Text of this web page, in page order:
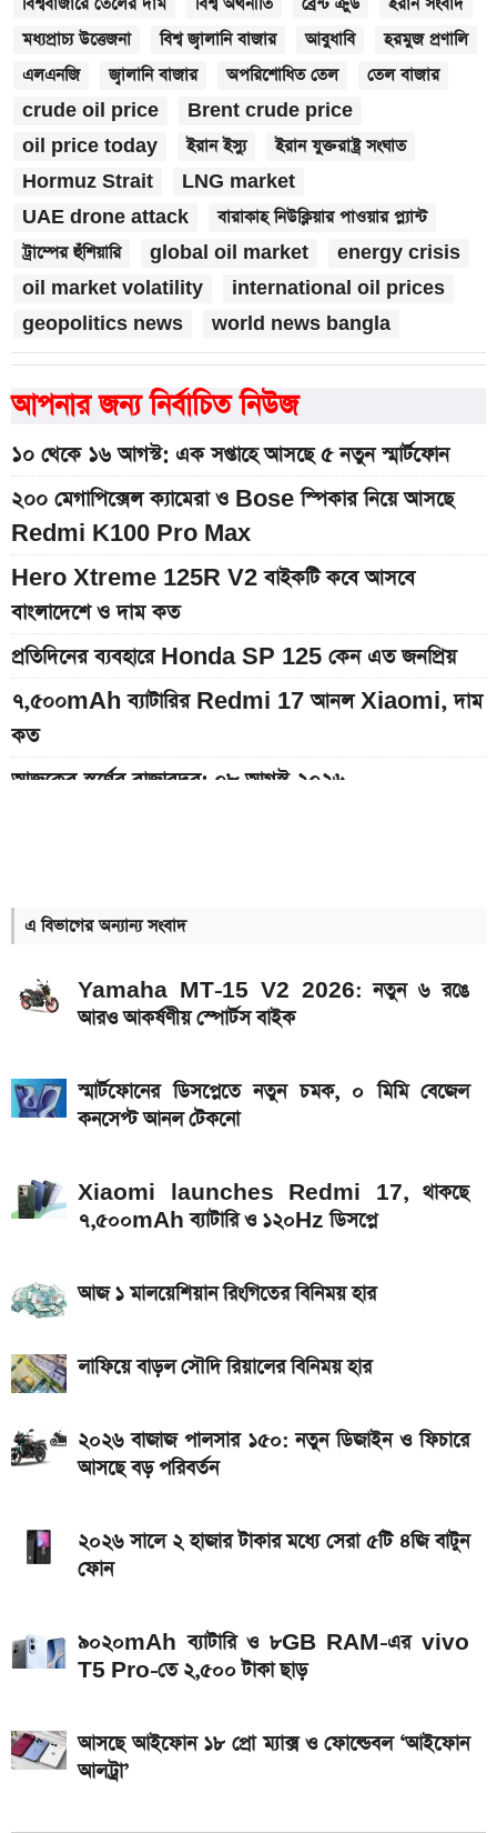
মধ্যপ্রাচ্য উত্তেজনা
বিশ্ব জ্বালানি বাজার আবুধাবি
হরমুজ প্রণালি
এলএনজি
জ্বালানি বাজার অপরিশোধিত তেল
তেল বাজার
crude oil price
Brent crude price
oil price today
ইরান ইস্যু
ইরান যুক্তরাষ্ট্র সংঘাত
Hormuz Strait
LNG market
UAE drone attack
বারাকাহ নিউক্লিয়ার পাওয়ার প্ল্যান্ট
ট্রাম্পের হুঁশিয়ারি
global oil market
energy crisis
oil market volatility
international oil prices
geopolitics news
world news bangla
আপনার জন্য নির্বাচিত নিউজ
১০ থেকে ১৬ আগস্ট: এক সপ্তাহে আসছে ৫ নতুন স্মার্টফোন
২০০ মেগাপিক্সেল ক্যামেরা ও Bose স্পিকার নিয়ে আসছে
Redmi K100 Pro Max
Hero Xtreme 125R V2 বাইকটি কবে আসবে
বাংলাদেশে ও দাম কত
প্রতিদিনের ব্যবহারে Honda SP 125 কেন এত জনপ্রিয়
৭,৫০০mAh ব্যাটারির Redmi 17 আনল Xiaomi, দাম
কত
আজকের স্বর্ণের বাজারদর: ০৮ আগস্ট ২০২৬
ভালভ ইঞ্জিন ও TFT ডিসপ্লে
মালয়েশিয়ায় যেতে বাংলাদেশিদের আবেদন শুরু, অগ্রাধিকার
পাবেন যারা
আগামী সপ্তাহেই সুখবর, বেতন-ইনক্রিমেট নিয়ে যা জানা গেল
৭৫০০mAh ব্যাটারি নিয়ে বাজারে এলো Redmi 17 5G
ও 4G
ডিসপ্লে, থাকছে সরু ফ্রেম
Bajaj Pulsar N160 S: দাম, ইঞ্জিন, ফিচার ও
রাষ্ট্রপতি নির্বাচনে দুই মনোনয়নপত্র নিল বিএনপি
Xiaomi launches Redmi 17, থাকছে
৭,৫০০mAh ব্যাটারি ও ১২০Hz ডিসপ্লে
এ বিভাগের অন্যান্য সংবাদ
Yamaha MT-15 V2 2026: নতুন ৬ রঙে
আরও আকর্ষণীয় স্পোর্টস বাইক
স্মার্টফোনের ডিসপ্লেতে নতুন চমক, ০ মিমি বেজেল
কনসেপ্ট আনল টেকনো
Xiaomi launches Redmi 17, থাকছে
৭,৫০০mAh ব্যাটারি ও ১২০Hz ডিসপ্লে
আজ ১ মালয়েশিয়ান রিংগিতের বিনিময় হার
লাফিয়ে বাড়ল সৌদি রিয়ালের বিনিময় হার
২০২৬ বাজাজ পালসার ১৫০: নতুন ডিজাইন ও ফিচারে
আসছে বড় পরিবর্তন
২০২৬ সালে ২ হাজার টাকার মধ্যে সেরা ৫টি ৪জি বাটুন
ফোন
৯০২০mAh ব্যাটারি ও ৮GB RAM-এর vivo
T5 Pro-তে ২,৫০০ টাকা ছাড়
আসছে আইফোন ১৮ প্রো ম্যাক্স ও ফোল্ডেবল ‘আইফোন
আলট্রা’